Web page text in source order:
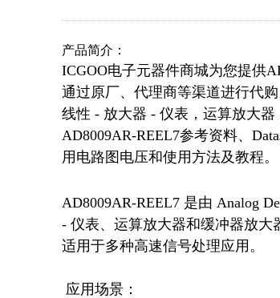
产品简介：
ICGOO电子元器件商城为您提供
通过原厂、代理商等渠道进行代
线性 - 放大器 - 仪表，运算放大
AD8009AR-REEL7参考资料、
用电路图电压和使用方法及教程。
AD8009AR-REEL7 是由 Analog
- 仪表、运算放大器和缓冲器放大
适用于多种高速信号处理应用。